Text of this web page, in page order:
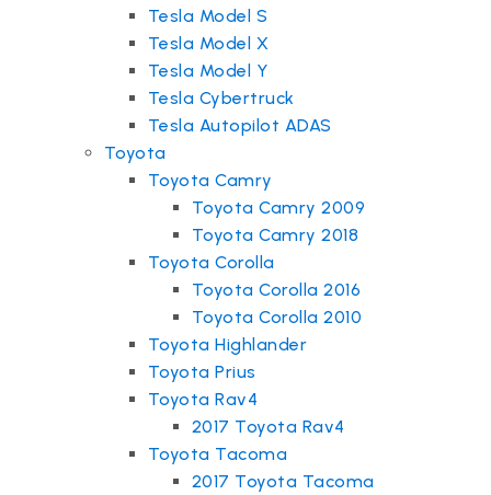
Tesla Model S
Tesla Model X
Tesla Model Y
Tesla Cybertruck
Tesla Autopilot ADAS
Toyota
Toyota Camry
Toyota Camry 2009
Toyota Camry 2018
Toyota Corolla
Toyota Corolla 2016
Toyota Corolla 2010
Toyota Highlander
Toyota Prius
Toyota Rav4
2017 Toyota Rav4
Toyota Tacoma
2017 Toyota Tacoma